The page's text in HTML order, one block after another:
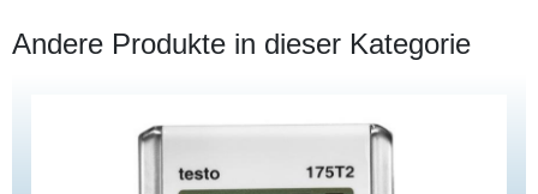
Andere Produkte in dieser Kategorie